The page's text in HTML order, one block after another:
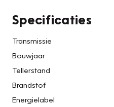
Specificaties
Transmissie
Bouwjaar
Tellerstand
Brandstof
Energielabel